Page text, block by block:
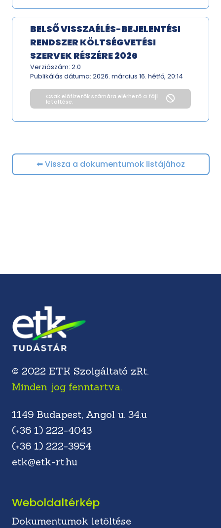
BELSŐ VISSZAÉLÉS-BEJELENTÉSI
RENDSZER KÖLTSÉGVETÉSI
SZERVEK RÉSZÉRE 2026
Verziószám: 2.0
Publikálás dátuma: 2026. március 16. hétfő, 20:14
Csak előfizetők számára elérhető a fájl
letöltése.
⬅ Vissza a dokumentumok listájához
© 2022 ETK Szolgáltató zRt.
Minden jog fenntartva.
1149 Budapest, Angol u. 34.u
(+36 1) 222-4043
(+36 1) 222-3954
etk@etk-rt.hu
Weboldaltérkép
Dokumentumok letöltése